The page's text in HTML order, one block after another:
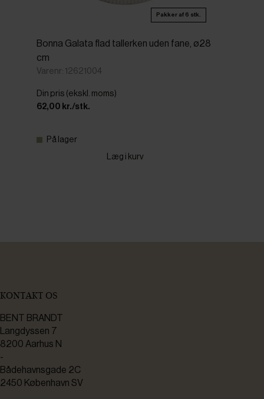
Pakker af 6 stk.
Bonna Galata flad tallerken uden fane, ø28
cm
Varenr: 12621004
Din pris (ekskl. moms)
62,00 kr./stk.
På lager
Læg i kurv
KONTAKT OS
BENT BRANDT
Langdyssen 7
8200 Aarhus N
-
Bådehavnsgade 2C
2450 København SV